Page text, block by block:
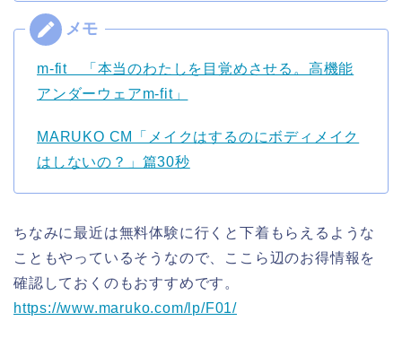
m-fit 「本当のわたしを目覚めさせる。高機能
アンダーウェアm-fit」
MARUKO CM「メイクはするのにボディメイク
はしないの？」篇30秒
ちなみに最近は無料体験に行くと下着もらえるような
こともやっているそうなので、ここら辺のお得情報を
確認しておくのもおすすめです。
https://www.maruko.com/lp/F01/